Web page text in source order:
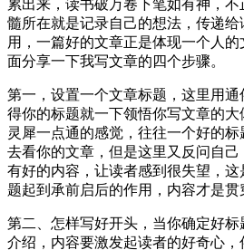
累出来，读书破万卷下笔如有神，
髓所在就是记录自己的想法，传递
用，一篇好的文章正是体现一个人
面分享一下我写文章的四个步骤。
第一，设置一个文章标题，这里用
得你的标题就一下领悟你写文章的
灵犀一点通的感觉，往往一个好的
去看你的文章，但是这里又反问自
有好的内容，让读者感到很失望，
题起到承前启后的作用，内容才是贯
第二、怎样写好开头，当你确定好
介绍，内容要激发起读者的好奇心，